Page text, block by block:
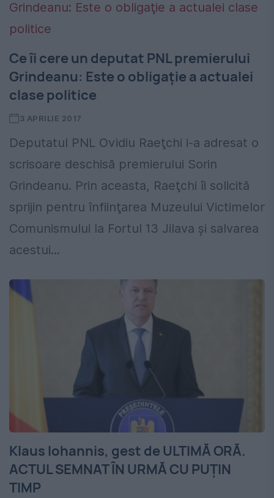
Ce îi cere un deputat PNL premierului
Grindeanu: Este o obligaţie a actualei
clase politice
3 APRILIE 2017
Deputatul PNL Ovidiu Raeţchi i-a adresat o
scrisoare deschisă premierului Sorin
Grindeanu. Prin aceasta, Raeţchi îi solicită
sprijin pentru înfiinţarea Muzeului Victimelor
Comunismului la Fortul 13 Jilava şi salvarea
acestui...
Klaus Iohannis, gest de ULTIMĂ ORĂ.
ACTUL SEMNAT ÎN URMĂ CU PUȚIN
TIMP